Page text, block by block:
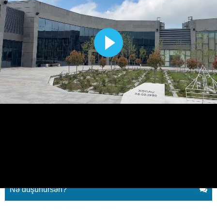
Diplomatik korpusun Qarabağa
Nə düşünürsən?